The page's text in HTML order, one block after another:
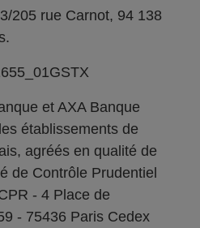
205 rue Carnot, 94 138
et AXA Banque
établissements de
agréés en qualité de
de Contrôle Prudentiel
- 4 Place de
- 75436 Paris Cedex